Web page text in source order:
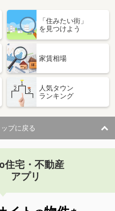
市川市市川１丁目
丁目
八千代市八千代台北７丁目
千葉市中央区若草１
「住みたい街」
を見つけよう
家賃相場
人気タウン
ランキング
プに戻る
住宅・不動産
アプリ